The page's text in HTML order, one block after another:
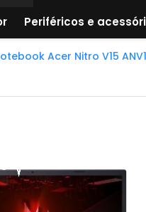
Periféricos e
Acer Nitro V15